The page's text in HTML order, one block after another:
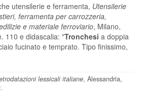
utensilerie e ferramenta, Utensilerie
ferramenta per carrozzeria,
e materiale ferroviario, Milano,
110 e didascalia: "Tronchesi a doppia
fucinato e temprato. Tipo finissimo,
lessicali italiane, Alessandria,